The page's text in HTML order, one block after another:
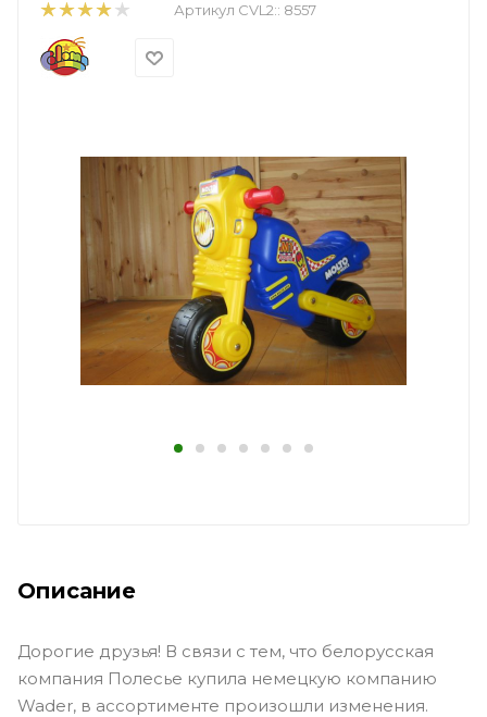
Артикул CVL2:: 8557
Описание
Дорогие друзья! В связи с тем, что белорусская
компания Полесье купила немецкую компанию
Wader, в ассортименте произошли изменения.